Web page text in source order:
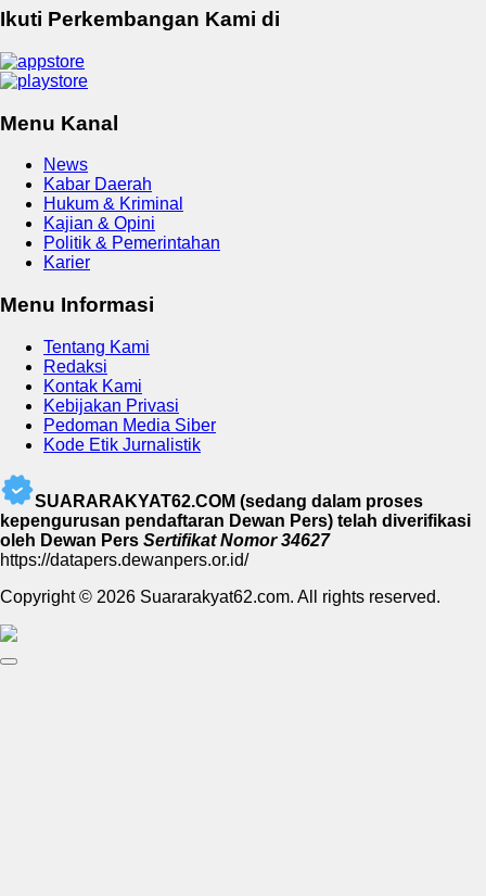
Ikuti Perkembangan Kami di
Menu Kanal
News
Kabar Daerah
Hukum & Kriminal
Kajian & Opini
Politik & Pemerintahan
Karier
Menu Informasi
Tentang Kami
Redaksi
Kontak Kami
Kebijakan Privasi
Pedoman Media Siber
Kode Etik Jurnalistik
SUARARAKYAT62.COM (sedang dalam proses
kepengurusan pendaftaran Dewan Pers) telah diverifikasi
oleh Dewan Pers Sertifikat Nomor 34627
https://datapers.dewanpers.or.id/
Copyright © 2026 Suararakyat62.com. All rights reserved.